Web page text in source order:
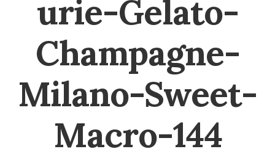
urie-Gelato-
Champagne-
Milano-Sweet-
Macro-144